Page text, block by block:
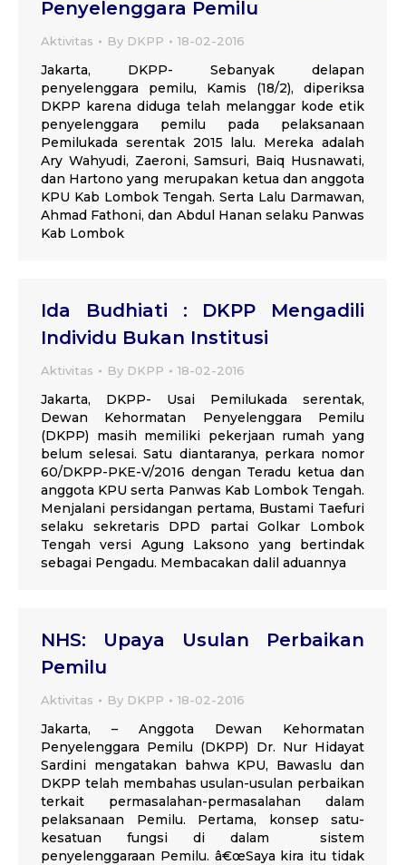
Penyelenggara Pemilu
Aktivitas By DKPP 18-02-2016
Jakarta, DKPP- Sebanyak delapan
penyelenggara pemilu, Kamis (18/2), diperiksa
DKPP karena diduga telah melanggar kode etik
penyelenggara pemilu pada pelaksanaan
Pemilukada serentak 2015 lalu. Mereka adalah
Ary Wahyudi, Zaeroni, Samsuri, Baiq Husnawati,
dan Hartono yang merupakan ketua dan anggota
KPU Kab Lombok Tengah. Serta Lalu Darmawan,
Ahmad Fathoni, dan Abdul Hanan selaku Panwas
Kab Lombok
Ida Budhiati : DKPP Mengadili
Individu Bukan Institusi
Aktivitas By DKPP 18-02-2016
Jakarta, DKPP- Usai Pemilukada serentak,
Dewan Kehormatan Penyelenggara Pemilu
(DKPP) masih memiliki pekerjaan rumah yang
belum selesai. Satu diantaranya, perkara nomor
60/DKPP-PKE-V/2016 dengan Teradu ketua dan
anggota KPU serta Panwas Kab Lombok Tengah.
Menjalani persidangan pertama, Bustami Taefuri
selaku sekretaris DPD partai Golkar Lombok
Tengah versi Agung Laksono yang bertindak
sebagai Pengadu. Membacakan dalil aduannya
NHS: Upaya Usulan Perbaikan
Pemilu
Aktivitas By DKPP 18-02-2016
Jakarta, – Anggota Dewan Kehormatan
Penyelenggara Pemilu (DKPP) Dr. Nur Hidayat
Sardini mengatakan bahwa KPU, Bawaslu dan
DKPP telah membahas usulan-usulan perbaikan
terkait permasalahan-permasalahan dalam
pelaksanaan Pemilu. Pertama, konsep satu-
kesatuan fungsi di dalam sistem
penyelenggaraan Pemilu. â€œSaya kira itu tidak